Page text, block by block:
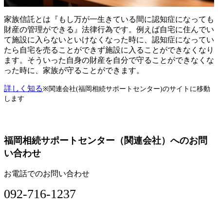
家族信託とは『もし万が一生きている間に認知症になっても
財産の管理ができる』法律行為です。例えば自宅に住んでい
て施設に入らないといけなくなった時に、認知症になってい
たら自宅を売ることができず施設に入ることができなくなり
ます。そういった自身の財産を自分で守ることができなくな
った時に、家族が守ることができます。
詳しく知る※関連会社(福岡相続サポートセンター)のサイトに移動
します
福岡相続サポートセンター（関連会社）へのお問
い合わせ
お電話でのお問い合わせ
092-716-1237